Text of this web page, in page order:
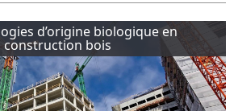
d’origine biologique en
construction bois